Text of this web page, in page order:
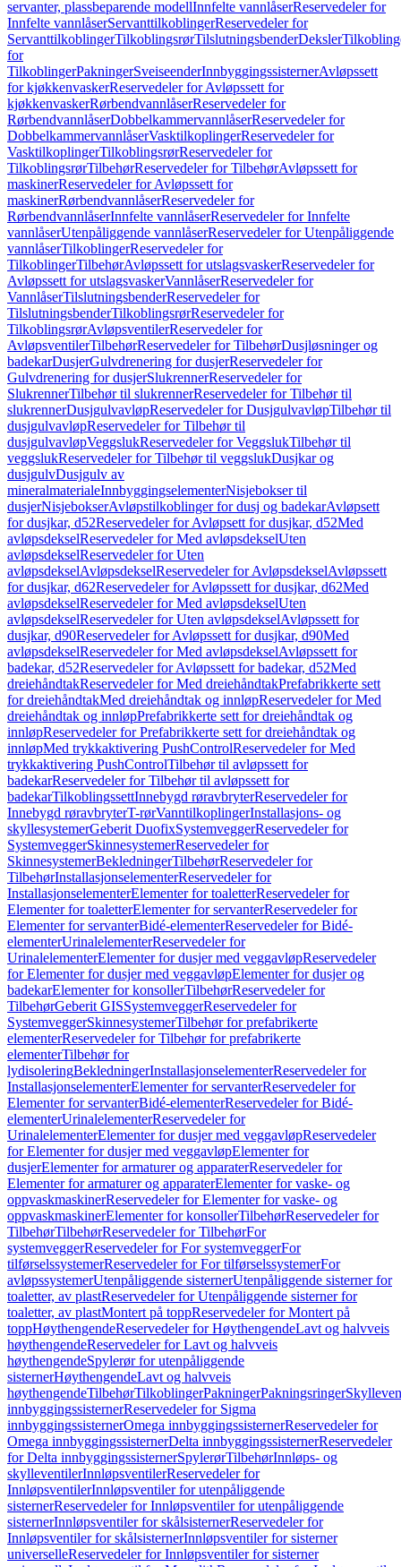
servanter, plassbeparende modellInnfelte vannlåserReservedeler for
Innfelte vannlåserServanttilkoblingerReservedeler for
ServanttilkoblingerTilkoblingsrørTilslutningsbenderDeksler
for
TilkoblingerPakningerSveiseenderInnbyggingssisternerAvløpssett
for kjøkkenvaskerReservedeler for Avløpssett for
kjøkkenvaskerRørbendvannlåserReservedeler for
RørbendvannlåserDobbelkammervannlåserReservedeler for
DobbelkammervannlåserVasktilkoplingerReservedeler for
VasktilkoplingerTilkoblingsrørReservedeler for
TilkoblingsrørTilbehørReservedeler for TilbehørAvløpssett for
maskinerReservedeler for Avløpssett for
maskinerRørbendvannlåserReservedeler for
RørbendvannlåserInnfelte vannlåserReservedeler for Innfelte
vannlåserUtenpåliggende vannlåserReservedeler for Utenpåliggende
vannlåserTilkoblingerReservedeler for
TilkoblingerTilbehørAvløpssett for utslagsvaskerReservedeler for
Avløpssett for utslagsvaskerVannlåserReservedeler for
VannlåserTilslutningsbenderReservedeler for
TilslutningsbenderTilkoblingsrørReservedeler for
TilkoblingsrørAvløpsventilerReservedeler for
AvløpsventilerTilbehørReservedeler for TilbehørDusjløsninger og
badekarDusjerGulvdrenering for dusjerReservedeler for
Gulvdrenering for dusjerSlukrennerReservedeler for
SlukrennerTilbehør til slukrennerReservedeler for Tilbehør til
slukrennerDusjgulvavløpReservedeler for DusjgulvavløpTilbehør til
dusjgulvavløpReservedeler for Tilbehør til
dusjgulvavløpVeggslukReservedeler for VeggslukTilbehør til
veggslukReservedeler for Tilbehør til veggslukDusjkar og
dusjgulvDusjgulv av
mineralmaterialeInnbyggingselementerNisjebokser til
dusjerNisjebokserAvløpstilkoblinger for dusj og badekarAvløpsett
for dusjkar, d52Reservedeler for Avløpsett for dusjkar, d52Med
avløpsdekselReservedeler for Med avløpsdekselUten
avløpsdekselReservedeler for Uten
avløpsdekselAvløpsdekselReservedeler for AvløpsdekselAvløpssett
for dusjkar, d62Reservedeler for Avløpssett for dusjkar, d62Med
avløpsdekselReservedeler for Med avløpsdekselUten
avløpsdekselReservedeler for Uten avløpsdekselAvløpssett for
dusjkar, d90Reservedeler for Avløpssett for dusjkar, d90Med
avløpsdekselReservedeler for Med avløpsdekselAvløpssett for
badekar, d52Reservedeler for Avløpssett for badekar, d52Med
dreiehåndtakReservedeler for Med dreiehåndtakPrefabrikkerte sett
for dreiehåndtakMed dreiehåndtak og innløpReservedeler for Med
dreiehåndtak og innløpPrefabrikkerte sett for dreiehåndtak og
innløpReservedeler for Prefabrikkerte sett for dreiehåndtak og
innløpMed trykkaktivering PushControlReservedeler for Med
trykkaktivering PushControlTilbehør til avløpssett for
badekarReservedeler for Tilbehør til avløpssett for
badekarTilkoblingssettInnebygd røravbryterReservedeler for
Innebygd røravbryterT-rørVanntilkoplingerInstallasjons- og
skyllesystemerGeberit DuofixSystemveggerReservedeler for
SystemveggerSkinnesystemerReservedeler for
SkinnesystemerBekledningerTilbehørReservedeler for
TilbehørInstallasjonselementerReservedeler for
InstallasjonselementerElementer for toaletterReservedeler for
Elementer for toaletterElementer for servanterReservedeler for
Elementer for servanterBidé-elementerReservedeler for Bidé-
elementerUrinalelementerReservedeler for
UrinalelementerElementer for dusjer med veggavløpReservedeler
for Elementer for dusjer med veggavløpElementer for dusjer og
badekarElementer for konsollerTilbehørReservedeler for
TilbehørGeberit GISSystemveggerReservedeler for
SystemveggerSkinnesystemerTilbehør for prefabrikerte
elementerReservedeler for Tilbehør for prefabrikerte
elementerTilbehør for
lydisoleringBekledningerInstallasjonselementerReservedeler for
InstallasjonselementerElementer for servanterReservedeler for
Elementer for servanterBidé-elementerReservedeler for Bidé-
elementerUrinalelementerReservedeler for
UrinalelementerElementer for dusjer med veggavløpReservedeler
for Elementer for dusjer med veggavløpElementer for
dusjerElementer for armaturer og apparaterReservedeler for
Elementer for armaturer og apparaterElementer for vaske- og
oppvaskmaskinerReservedeler for Elementer for vaske- og
oppvaskmaskinerElementer for konsollerTilbehørReservedeler for
TilbehørTilbehørReservedeler for TilbehørFor
systemveggerReservedeler for For systemveggerFor
tilførselssystemerReservedeler for For tilførselssystemerFor
avløpssystemerUtenpåliggende sisternerUtenpåliggende sisterner for
toaletter, av plastReservedeler for Utenpåliggende sisterner for
toaletter, av plastMontert på toppReservedeler for Montert på
toppHøythengendeReservedeler for HøythengendeLavt og halvveis
høythengendeReservedeler for Lavt og halvveis
høythengendeSpylerør for utenpåliggende
sisternerHøythengendeLavt og halvveis
høythengendeTilbehørTilkoblingerPakningerPakningsringer
innbyggingssisternerReservedeler for Sigma
innbyggingssisternerOmega innbyggingssisternerReservedeler for
Omega innbyggingssisternerDelta innbyggingssisternerReservedeler
for Delta innbyggingssisternerSpylerørTilbehørInnløps- og
skylleventilerInnløpsventilerReservedeler for
InnløpsventilerInnløpsventiler for utenpåliggende
sisternerReservedeler for Innløpsventiler for utenpåliggende
sisternerInnløpsventiler for skålsisternerReservedeler for
Innløpsventiler for skålsisternerInnløpsventiler for sisterner
universelleReservedeler for Innløpsventiler for sisterner